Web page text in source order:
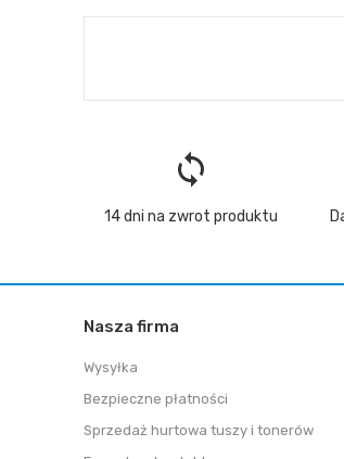
loop
14 dni na zwrot produktu
Nasza firma
Wysyłka
Bezpieczne płatności
Sprzedaż hurtowa tuszy i tonerów